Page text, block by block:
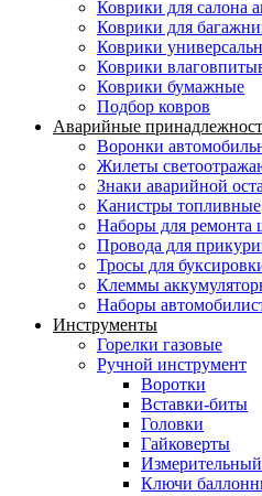
Коврики для салона
Коврики для
Коврики
Коврики
Коврики бумажные
Подбор ковров
Аварийные
Воронки
Жилеты
Знаки аварийной
Канистры топливные
Наборы для ремонта
Провода для
Тросы для
Клеммы
Наборы
Инструменты
Горелки газовые
Ручной инструмент
Воротки
Вставки-биты
Головки
Гайковерты
Ключи